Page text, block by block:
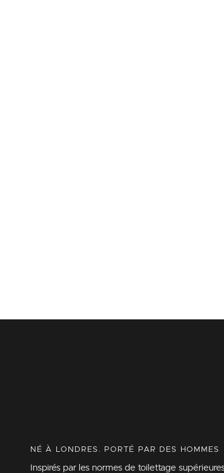
NÉ À LONDRES. PORTÉ PAR DES HOMMES
Inspirés par les normes de toilettage